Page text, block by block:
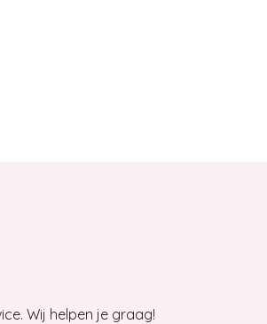
Wij helpen je graag!